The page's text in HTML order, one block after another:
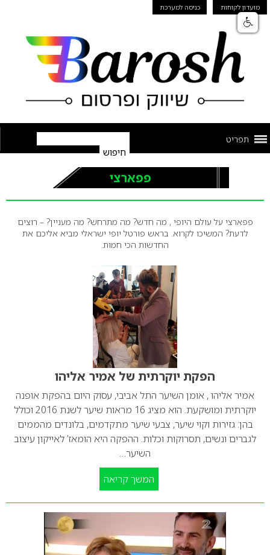
מועדון לקוחות כניסה למערכת
תפריט
פפארצי
פפארצי על עולם היופי , מה חדש? מה מתרחש? מה מעניין? – רוצים
לדעת? המשיכו לקרוא. בראש פורטל יופי ישראלי מביא אליכם את
החדשות הכי חמות.
הפקת יוקרתית של אמיר אליהו
אמיר אליהו , אומן השיער התל אביבי, עסוק היום בהפקת אופנה
יוקרתית ומושקעת. הוא מציג 16 מראות שיער לשנת 2016 וכולל
בהן: גזירות וקוי שיער, צבעי שיער מתקדמים, בלונדים מהממים
לגברים ונשים, תסרוקות וכלות. ההפקה היא הומאז’ לאייקון עיצוב
השיער…
המשך קריאה